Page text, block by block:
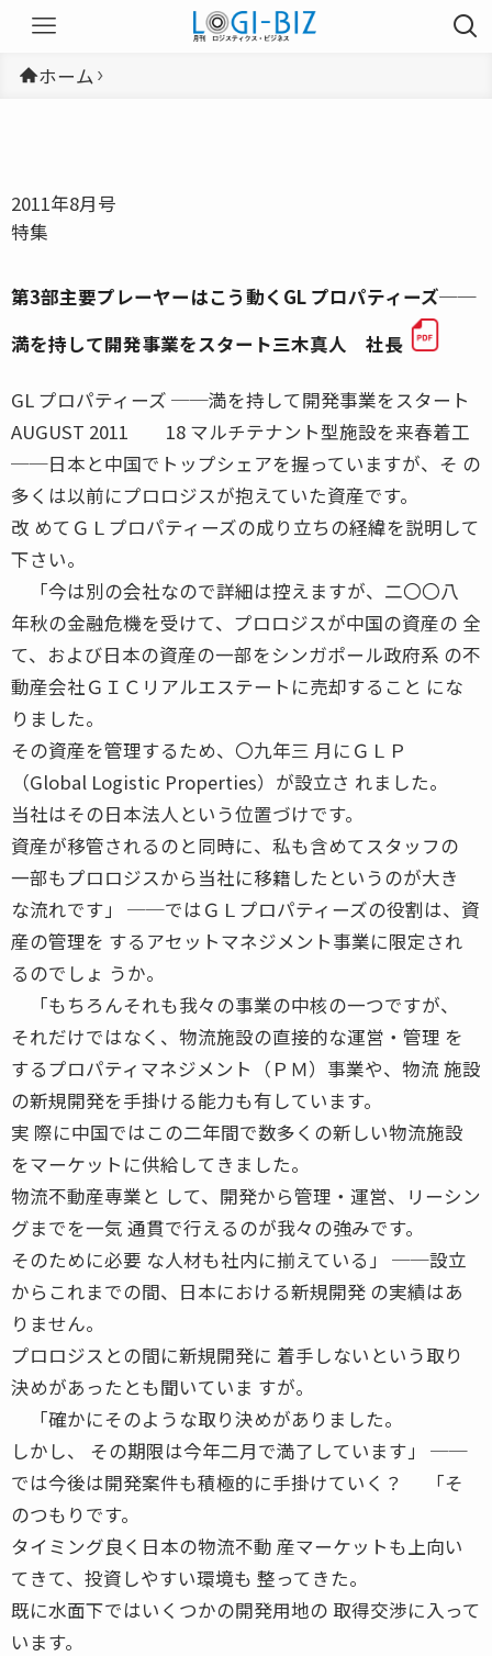
ホーム
2011年8月号
特集
第3部主要プレーヤーはこう動くGL プロパティーズ──
満を持して開発事業をスタート三木真人 社長
GL プロパティーズ ──満を持して開発事業をスタート
AUGUST 2011 18 マルチテナント型施設を来春着工
──日本と中国でトップシェアを握っていますが、そ の
多くは以前にプロロジスが抱えていた資産です。
改 めてＧＬプロパティーズの成り立ちの経緯を説明して
下さい。
「今は別の会社なので詳細は控えますが、二〇〇八
年秋の金融危機を受けて、プロロジスが中国の資産の 全
て、および日本の資産の一部をシンガポール政府系 の不
動産会社ＧＩＣリアルエステートに売却すること にな
りました。
その資産を管理するため、〇九年三 月にＧＬＰ
（Global Logistic Properties）が設立さ れました。
当社はその日本法人という位置づけです。
資産が移管されるのと同時に、私も含めてスタッフの
一部もプロロジスから当社に移籍したというのが大き
な流れです」 ──ではＧＬプロパティーズの役割は、資
産の管理を するアセットマネジメント事業に限定され
るのでしょ うか。
「もちろんそれも我々の事業の中核の一つですが、
それだけではなく、物流施設の直接的な運営・管理 を
するプロパティマネジメント（ＰＭ）事業や、物流 施設
の新規開発を手掛ける能力も有しています。
実 際に中国ではこの二年間で数多くの新しい物流施設
をマーケットに供給してきました。
物流不動産専業と して、開発から管理・運営、リーシン
グまでを一気 通貫で行えるのが我々の強みです。
そのために必要 な人材も社内に揃えている」 ──設立
からこれまでの間、日本における新規開発 の実績はあ
りません。
プロロジスとの間に新規開発に 着手しないという取り
決めがあったとも聞いていま すが。
「確かにそのような取り決めがありました。
しかし、 その期限は今年二月で満了しています」 ──
では今後は開発案件も積極的に手掛けていく？ 「そ
のつもりです。
タイミング良く日本の物流不動 産マーケットも上向い
てきて、投資しやすい環境も 整ってきた。
既に水面下ではいくつかの開発用地の 取得交渉に入って
います。